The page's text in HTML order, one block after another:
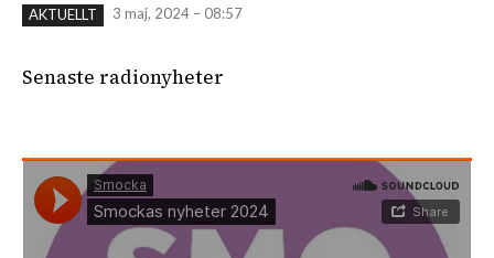
AKTUELLT 3 maj, 2024 – 08:57
Senaste radionyheter